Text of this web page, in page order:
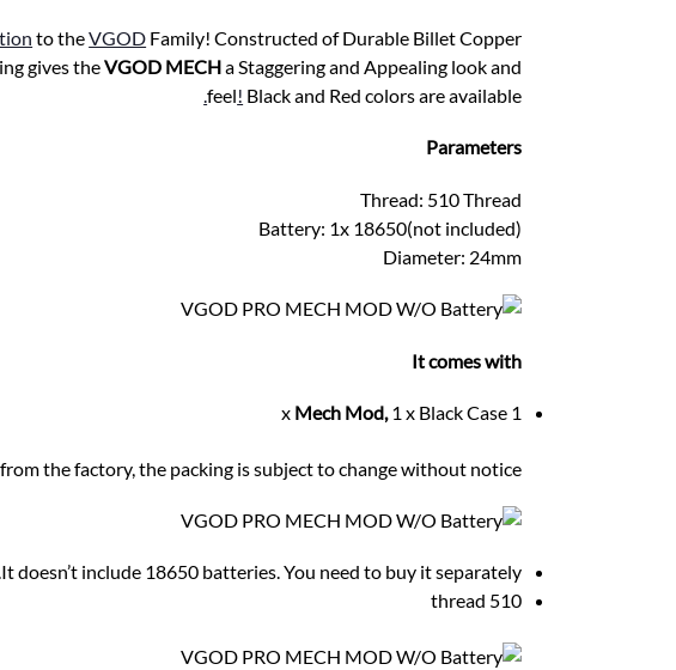
to theVGOD Family! Constructed of Durable Billet Copper
gives theVGOD MECHa Staggering and Appealing look and
feel! Black and Red colors are available
.
Parameters
Thread: 510 Thread
Battery: 1x 18650(not included)
Diameter: 24mm
It comes with
1 x
Mech Mod,1 x Black Case
the factory, the packing is subject to change without notice.
It doesn’t include 18650 batteries. You need to buy it separately.
510 thread